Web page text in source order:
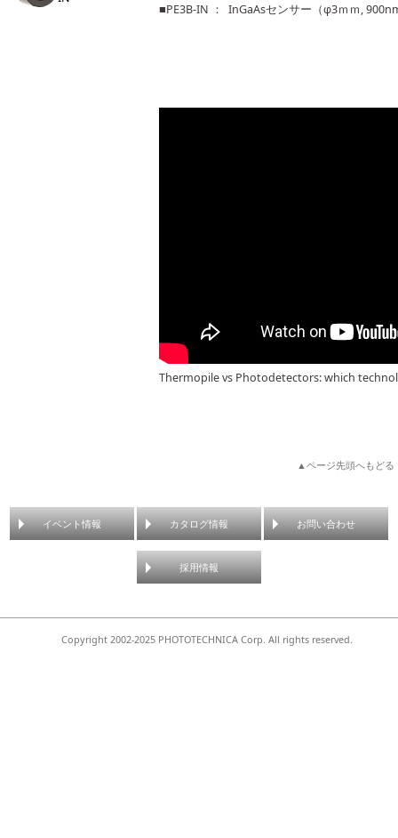
■PE3B-IN ： InGaAsセンサー（φ3ｍｍ,
Thermopile vs Photodetectors: which
▲ページ先頭へもどる
イベント情報 カタログ情報 お問い合わせ
採用情報
Copyright 2002-2025 PHOTOTECHNICA Corp. All rights reserved.